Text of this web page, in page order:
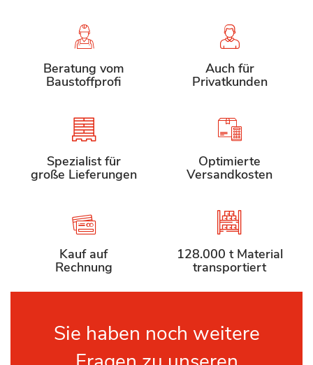
Beratung vom
Baustoffprofi
Auch für
Privatkunden
Spezialist für
große Lieferungen
Optimierte
Versandkosten
Kauf auf
Rechnung
128.000 t Material
transportiert
Sie haben noch weitere